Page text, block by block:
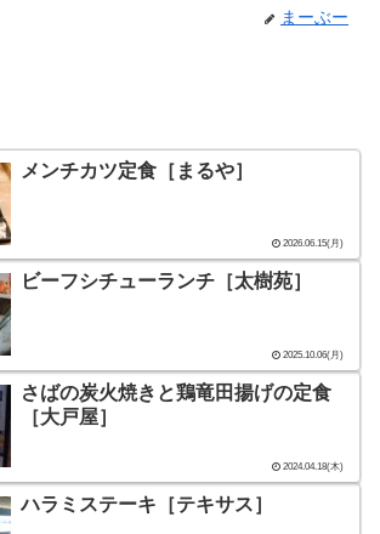
まーぶー
メンチカツ定食［まるや］
2026.06.15(月)
ビーフシチューランチ［太樹苑］
2025.10.06(月)
さばの炭火焼きと鶏竜田揚げの定食
［大戸屋］
2024.04.18(木)
ハラミステーキ［テキサス］